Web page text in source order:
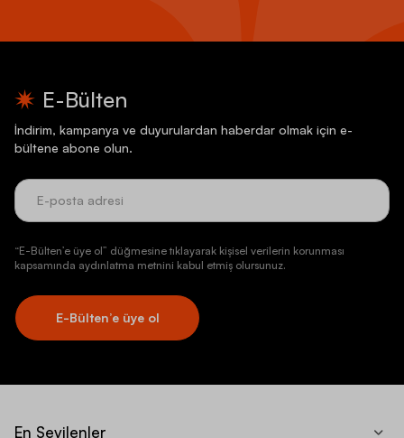
E-Bülten
İndirim, kampanya ve duyurulardan haberdar olmak için e-
bültene abone olun.
“E-Bülten’e üye ol” düğmesine tıklayarak kişisel verilerin korunması
kapsamında aydınlatma metnini kabul etmiş olursunuz.
E-Bülten’e üye ol
En Sevilenler